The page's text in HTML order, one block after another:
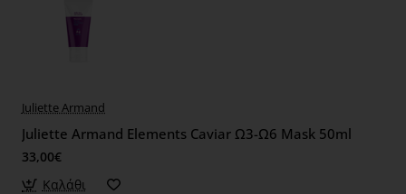
Juliette Armand
Juliette Armand Elements Caviar Ω3-Ω6 Mask 50ml
33,00€
Καλάθι